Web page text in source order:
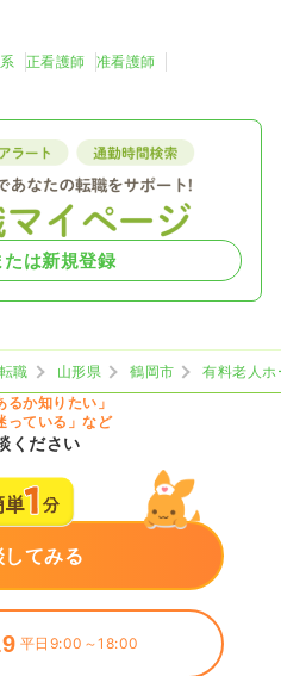
正看護師
准看護師
たは新規登録
職 山形県 鶴岡市
有料老人
るか知りたい」
っている」など
ください
てみる
平日9:00～18:00